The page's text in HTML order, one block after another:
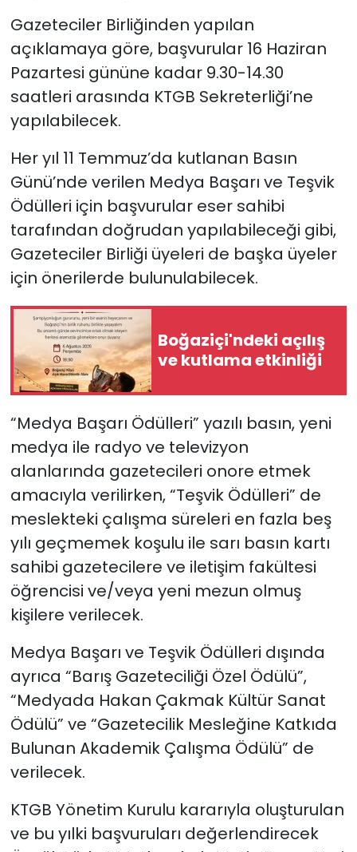
Gazeteciler Birliğinden yapılan
açıklamaya göre, başvurular 16 Haziran
Pazartesi gününe kadar 9.30-14.30
saatleri arasında KTGB Sekreterliği’ne
yapılabilecek.
Her yıl 11 Temmuz’da kutlanan Basın
Günü’nde verilen Medya Başarı ve Teşvik
Ödülleri için başvurular eser sahibi
tarafından doğrudan yapılabileceği gibi,
Gazeteciler Birliği üyeleri de başka üyeler
için önerilerde bulunulabilecek.
Boğaziçi'ndeki açılış
ve kutlama etkinliği
“Medya Başarı Ödülleri” yazılı basın, yeni
medya ile radyo ve televizyon
alanlarında gazetecileri onore etmek
amacıyla verilirken, “Teşvik Ödülleri” de
meslekteki çalışma süreleri en fazla beş
yılı geçmemek koşulu ile sarı basın kartı
sahibi gazetecilere ve iletişim fakültesi
öğrencisi ve/veya yeni mezun olmuş
kişilere verilecek.
Medya Başarı ve Teşvik Ödülleri dışında
ayrıca “Barış Gazeteciliği Özel Ödülü”,
“Medyada Hakan Çakmak Kültür Sanat
Ödülü” ve “Gazetecilik Mesleğine Katkıda
Bulunan Akademik Çalışma Ödülü” de
verilecek.
KTGB Yönetim Kurulu kararıyla oluşturulan
ve bu yılki başvuruları değerlendirecek
Spor
Teknoloji
TÜRKiYE
Video Galeri
YAŞAM
Yazarlar